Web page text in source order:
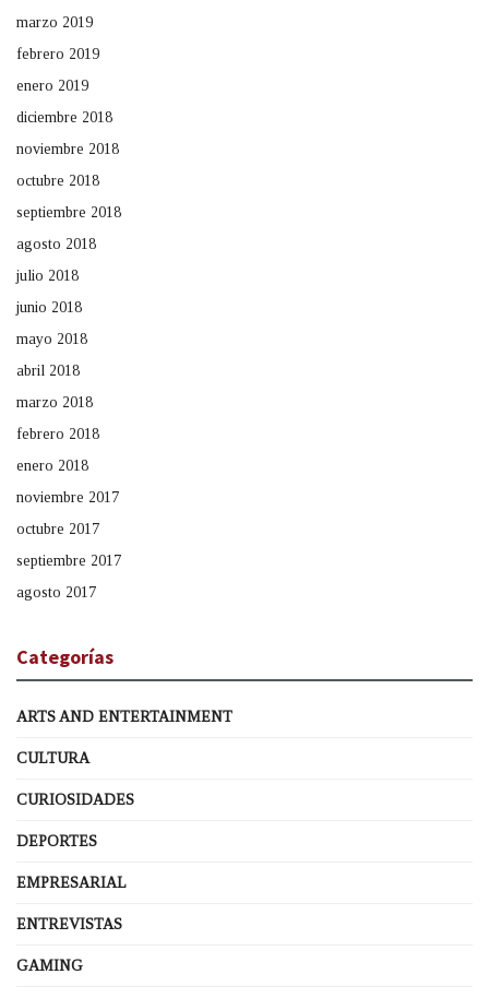
marzo 2019
febrero 2019
enero 2019
diciembre 2018
noviembre 2018
octubre 2018
septiembre 2018
agosto 2018
julio 2018
junio 2018
mayo 2018
abril 2018
marzo 2018
febrero 2018
enero 2018
noviembre 2017
octubre 2017
septiembre 2017
agosto 2017
Categorías
ARTS AND ENTERTAINMENT
CULTURA
CURIOSIDADES
DEPORTES
EMPRESARIAL
ENTREVISTAS
GAMING